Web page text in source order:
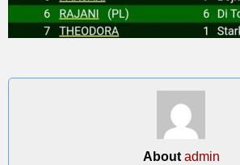
Aboutadmin